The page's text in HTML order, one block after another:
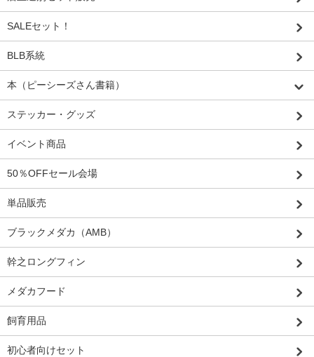
SALEセット！
BLB系統
本（ピーシーズさん書籍）
ステッカー・グッズ
イベント商品
50％OFFセール会場
単品販売
ブラックメダカ（AMB）
幹之ロングフィン
メダカフード
飼育用品
初心者向けセット